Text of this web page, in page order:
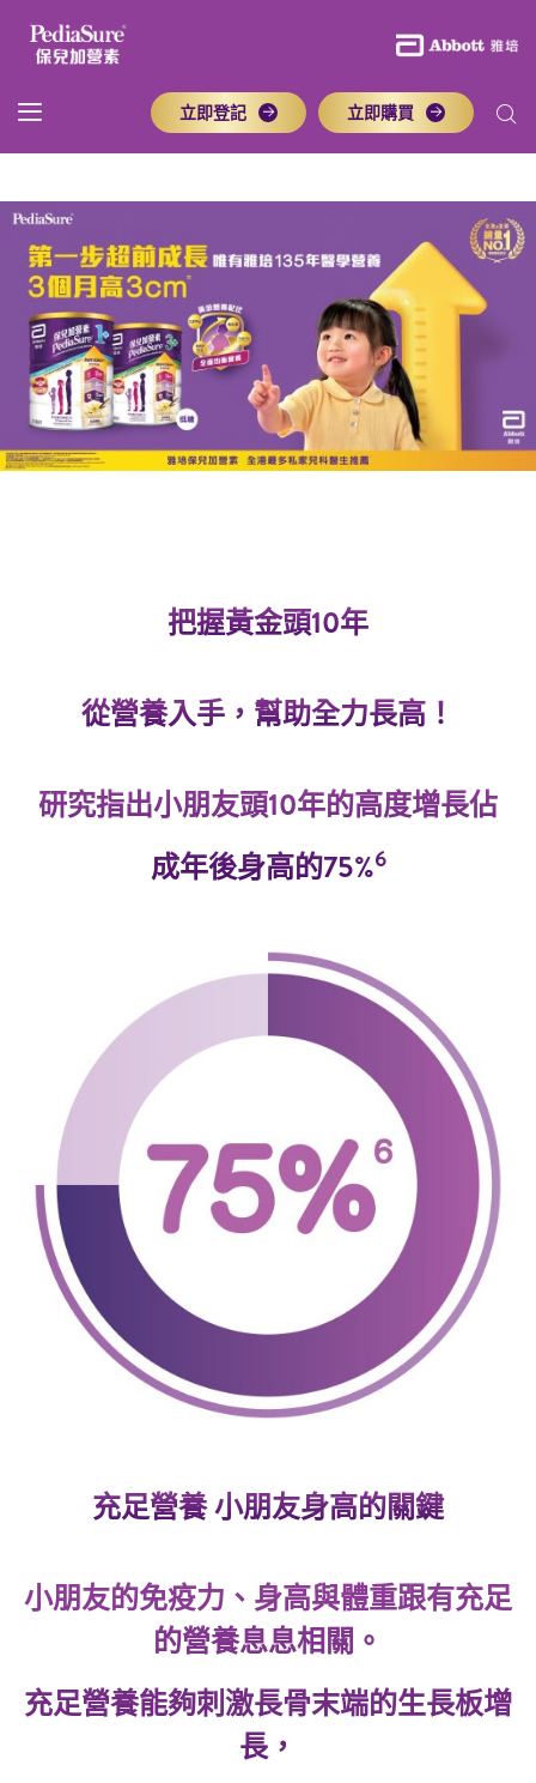
立即登記 立即購買
把握黃金頭10年
從營養入手，幫助全力長高！
研究指出小朋友頭10年的高度增長佔
成年後身高的75%6
充足營養 小朋友身高的關鍵
小朋友的免疫力、身高與體重跟有充足
的營養息息相關。
充足營養能夠刺激長骨末端的生長板增
長，